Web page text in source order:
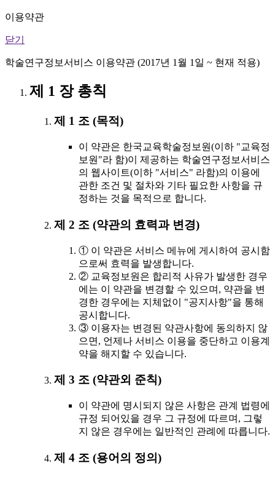
이용약관
닫기
학술연구정보서비스 이용약관 (2017년 1월 1일 ~ 현재 적용)
제 1 장 총칙
제 1 조 (목적)
이 약관은 한국교육학술정보원(이하 "교육정
보원"라 함)이 제공하는 학술연구정보서비스
의 웹사이트(이하 "서비스" 라함)의 이용에
관한 조건 및 절차와 기타 필요한 사항을 규
정하는 것을 목적으로 합니다.
제 2 조 (약관의 효력과 변경)
① 이 약관은 서비스 메뉴에 게시하여 공시함
으로써 효력을 발생합니다.
② 교육정보원은 합리적 사유가 발생한 경우
에는 이 약관을 변경할 수 있으며, 약관을 변
경한 경우에는 지체없이 "공지사항"을 통해
공시합니다.
③ 이용자는 변경된 약관사항에 동의하지 않
으면, 언제나 서비스 이용을 중단하고 이용계
약을 해지할 수 있습니다.
제 3 조 (약관외 준칙)
이 약관에 명시되지 않은 사항은 관계 법령에
규정 되어있을 경우 그 규정에 따르며, 그렇
지 않은 경우에는 일반적인 관례에 따릅니다.
제 4 조 (용어의 정의)